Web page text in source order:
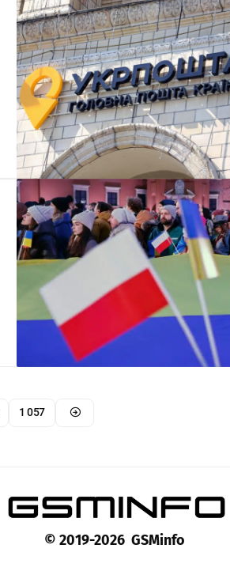
1 057
© 2019-2026 GSMinfo